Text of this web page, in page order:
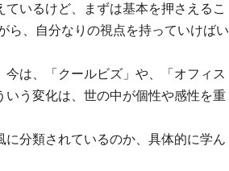
いるけど、まずは基本を押さえるこ
ら、自分なりの視点を持っていけばい
は、「クールビズ」や、「オフィス
う変化は、世の中が個性や感性を重
分類されているのか、具体的に学ん